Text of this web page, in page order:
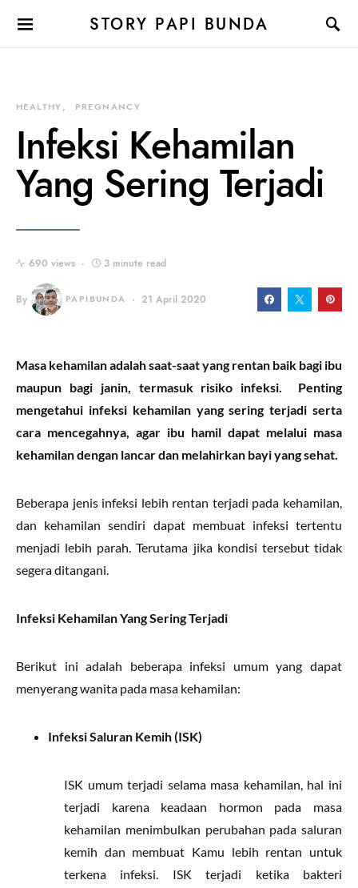
STORY PAPI BUNDA
HEALTHY PREGNANCY
Infeksi Kehamilan
Yang Sering Terjadi
690 views 3 minute read
By PAPIBUNDA 21 April 2020
Masa kehamilan adalah saat-saatyang rentan baik bagi ibu
maupun bagi janin, termasuk risiko infeksi. Penting
mengetahui infeksi kehamilan yang sering terjadi serta
cara mencegahnya, agar ibu hamil dapat melalui masa
kehamilan dengan lancar dan melahirkan bayi yang sehat.
Beberapa jenis infeksi lebih rentan terjadi pada kehamilan,
dan kehamilan sendiri dapat membuat infeksi tertentu
menjadi lebih parah. Terutama jika kondisi tersebut tidak
segera ditangani.
Infeksi Kehamilan Yang Sering Terjadi
Berikut ini adalah beberapa infeksi umum yang dapat
menyerang wanita pada masa kehamilan:
Infeksi Saluran Kemih (ISK)
ISK umum terjadi selama masa kehamilan, hal ini
terjadi karena keadaan hormon pada masa
kehamilan menimbulkan perubahan pada saluran
kemih dan membuat Kamu lebih rentan untuk
terkena infeksi. ISK terjadi ketika bakteri